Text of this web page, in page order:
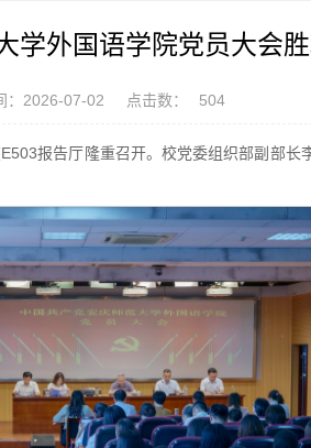
学外国语学院党员大会
：2026-07-02 点击数： 504
报告厅隆重召开。校党委组织部副部